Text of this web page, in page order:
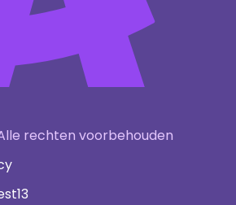
rechten voorbehouden